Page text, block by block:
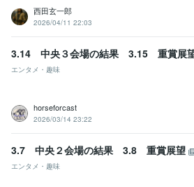
西田玄一郎
2026/04/11 22:03
3.14 中央３会場の結果 3.15 重賞展
エンタメ・趣味
horseforcast
2026/03/14 23:22
3.7 中央２会場の結果 3.8 重賞展望
エンタメ・趣味